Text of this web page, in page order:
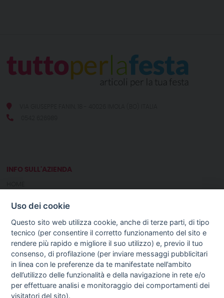
INFO SULL'AZIENDA
NOTIZIE
GUIDA AGLI ACQUISTI
PROCEDURA DI ACQUISTO
DIRITTO DI RECESSO
SPEDIZIONI E COSTI
Uso dei cookie
Questo sito web utilizza cookie, anche di terze parti, di tipo
tecnico (per consentire il corretto funzionamento del sito e
rendere più rapido e migliore il suo utilizzo) e, previo il tuo
consenso, di profilazione (per inviare messaggi pubblicitari
in linea con le preferenze da te manifestate nell’ambito
dell’utilizzo delle funzionalità e della navigazione in rete e/o
per effettuare analisi e monitoraggio dei comportamenti dei
visitatori del sito).